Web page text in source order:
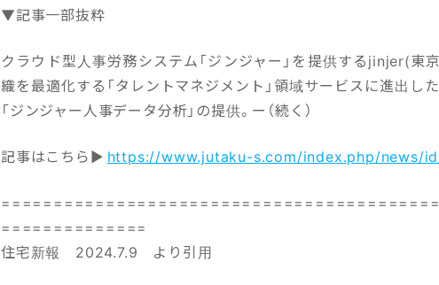
▼記事一部抜粋
クラウド型人事労務システム「ジンジャー」を提供するjinjer(東
織を最適化する「タレントマネジメント」領域サービスに進出し
「ジンジャー人事データ分析」の提供。ー（続く）
記事はこちら▶ https://www.jutaku-s.com/index.php/news/
==============
住宅新報 2024.7.9 より引用